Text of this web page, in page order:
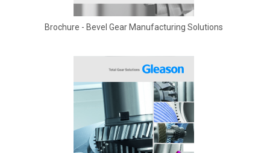
Brochure - Bevel Gear Manufacturing Solutions